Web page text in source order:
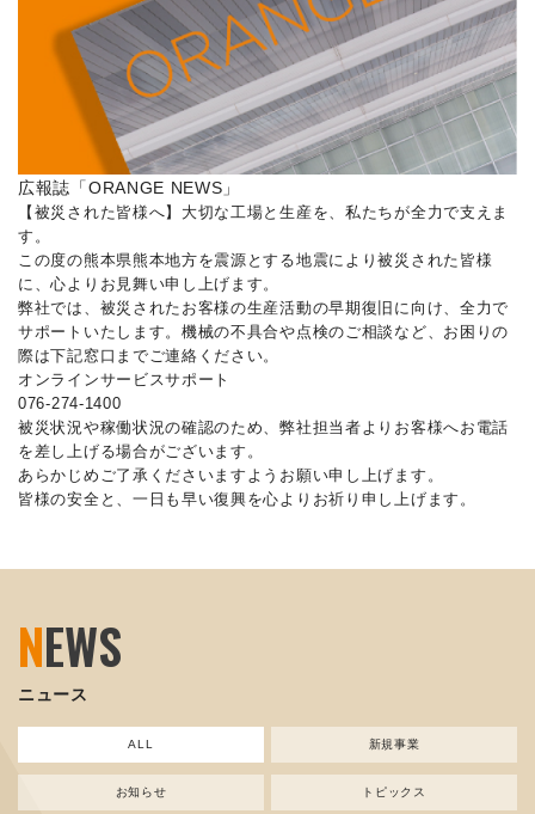
広報誌「ORANGE NEWS」
【被災された皆様へ】大切な工場と生産を、私たちが全力で支えま
す。
この度の熊本県熊本地方を震源とする地震により被災された皆様
に、心よりお見舞い申し上げます。
弊社では、被災されたお客様の生産活動の早期復旧に向け、全力で
サポートいたします。機械の不具合や点検のご相談など、お困りの
際は下記窓口までご連絡ください。
オンラインサービスサポート
076-274-1400
被災状況や稼働状況の確認のため、弊社担当者よりお客様へお電話
を差し上げる場合がございます。
あらかじめご了承くださいますようお願い申し上げます。
皆様の安全と、一日も早い復興を心よりお祈り申し上げます。
NEWS
ニュース
ALL 新規事業
お知らせ トピックス